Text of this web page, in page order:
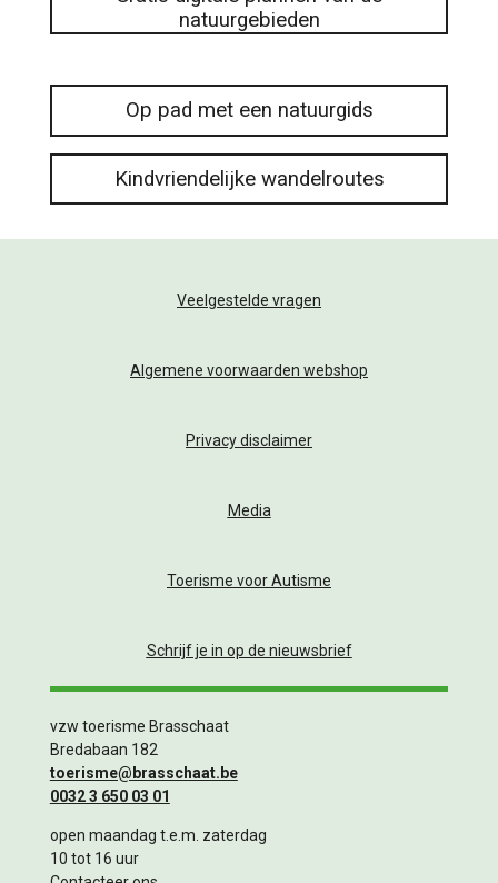
natuurgebieden
Op pad met een natuurgids
Kindvriendelijke wandelroutes
Veelgestelde vragen
Algemene voorwaarden webshop
Privacy disclaimer
Media
Toerisme voor Autisme
Schrijf je in op de nieuwsbrief
vzw toerisme Brasschaat
Bredabaan 182
toerisme@brasschaat.be
0032 3 650 03 01
open maandag t.e.m. zaterdag
10 tot 16 uur